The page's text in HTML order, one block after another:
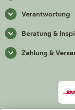
Verantwortung
Beratung &
Zahlung &